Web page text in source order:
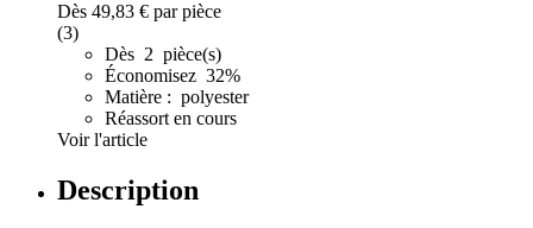
Dès 49,83 € par pièce
(3)
Dès 2 pièce(s)
Économisez 32%
Matière : polyester
Réassort en cours
Voir l'article
Description